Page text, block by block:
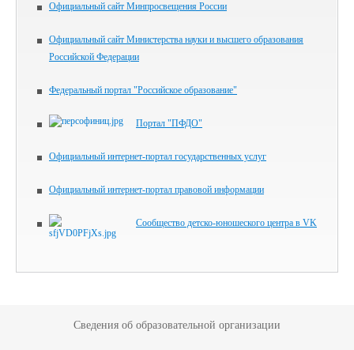
Официальный сайт Минпросвещения России
Официальный сайт Министерства науки и высшего образования
Российской Федерации
Федеральный портал "Российское образование"
Портал "ПФДО"
Официальный интернет-портал государственных услуг
Официальный интернет-портал правовой информации
Сообщество детско-юношеского центра в VK
Сведения об образовательной организации